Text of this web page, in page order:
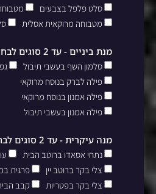
סלט פלפל בצבעים
מטבוחה מרוקאית אסלית
מנת ביניים - עד 2 סוגים לבחירה (חצי-חצי)
סלמון השף בעשבי תיבול
פילה לברק בנוסח מרוקאי
פילה אמנון בנוסח מרוקאי
פילה אמנון בעשבי תיבול
מנה עיקרית - עד 2 סוגים לבחירה (חצי-חצי)
נתחי אסאדו ברוטב הבית
צלי בקר ברוטב יין
פרגית
צלי בקר בפטריות
קבב